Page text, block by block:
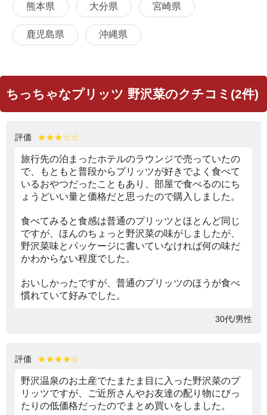
熊本県 大分県 宮崎県
鹿児島県 沖縄県
ちっちゃなプリッツ 野沢菜のクチコミ(2件)
評価 ★★★☆☆
旅行先の泊まったホテルのラウンジで売っていたの
で、もともと普段からプリッツが好きでよく食べて
いるおやつだったこともあり、部屋で食べるのにち
ょうどいい量と価格だと思ったので購入しました。
食べてみると食感は普通のプリッツとほとんど同じ
ですが、ほんのちょっと野沢菜の味がしましたが、
野沢菜味とパッケージに書いていなければ何の味だ
かわからない程度でした。
おいしかったですが、普通のプリッツのほうが食べ
慣れていて好みでした。
30代/男性
評価 ★★★★☆
野沢温泉のお土産でたまたま目に入った野沢菜のプ
リッツですが、ご近所さんやお友達の配り物にぴっ
たりの低価格だったのでまとめ買いをしました。